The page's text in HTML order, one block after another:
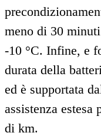
meno di 30
-10 °C. Infine, e
durata della
ed è supportata
assistenza
di km.